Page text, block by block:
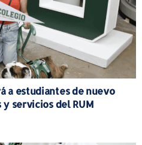
a estudiantes de nuevo
servicios del RUM